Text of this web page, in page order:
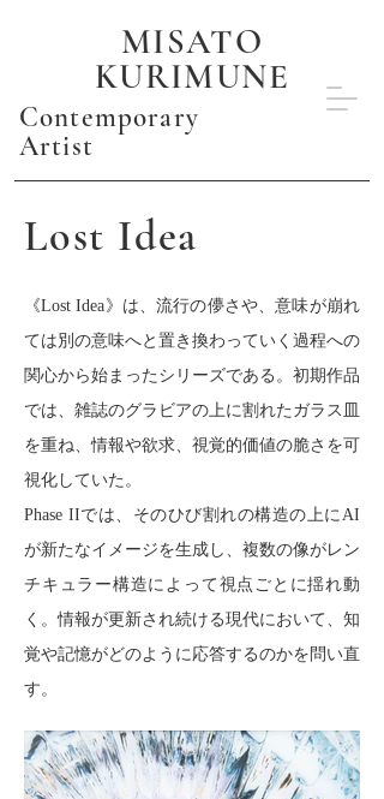
MISATO
KURIMUNE
Contemporary
Artist
Lost Idea
《Lost Idea》は、流行の儚さや、意味が崩れ
ては別の意味へと置き換わっていく過程への
関心から始まったシリーズである。初期作品
では、雑誌のグラビアの上に割れたガラス皿
を重ね、情報や欲求、視覚的価値の脆さを可
視化していた。
Phase IIでは、そのひび割れの構造の上にAI
が新たなイメージを生成し、複数の像がレン
チキュラー構造によって視点ごとに揺れ動
く。情報が更新され続ける現代において、知
覚や記憶がどのように応答するのかを問い直
す。